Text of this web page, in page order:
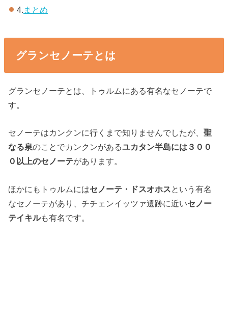
4. まとめ
グランセノーテとは
グランセノーテとは、トゥルムにある有名なセノーテで
す。
セノーテはカンクンに行くまで知りませんでしたが、聖
なる泉のことでカンクンがあるユカタン半島には３００
０以上のセノーテがあります。
ほかにもトゥルムにはセノーテ・ドスオホスという有名
なセノーテがあり、チチェンイッツァ遺跡に近いセノー
テイキルも有名です。